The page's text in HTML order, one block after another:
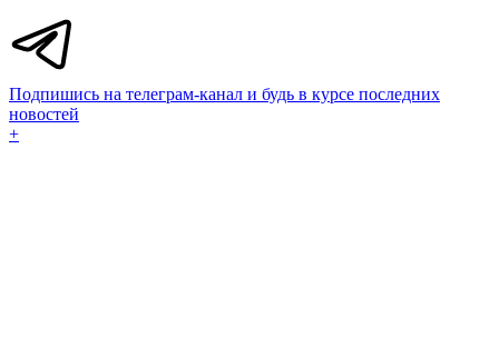
Подпишись на телеграм-канал и будь в курсе последних
новостей
+